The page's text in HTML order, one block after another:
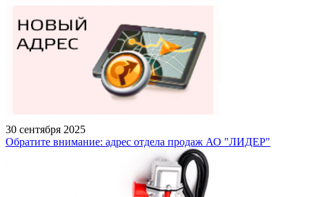
30 сентября 2025
Обратите внимание: адрес отдела продаж АО "ЛИДЕР"